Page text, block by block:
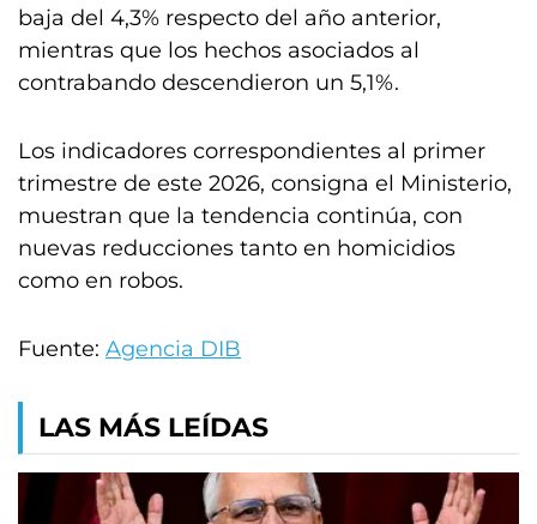
baja del 4,3% respecto del año anterior,
mientras que los hechos asociados al
contrabando descendieron un 5,1%.
Los indicadores correspondientes al primer
trimestre de este 2026, consigna el Ministerio,
muestran que la tendencia continúa, con
nuevas reducciones tanto en homicidios
como en robos.
Fuente: Agencia DIB
LAS MÁS LEÍDAS